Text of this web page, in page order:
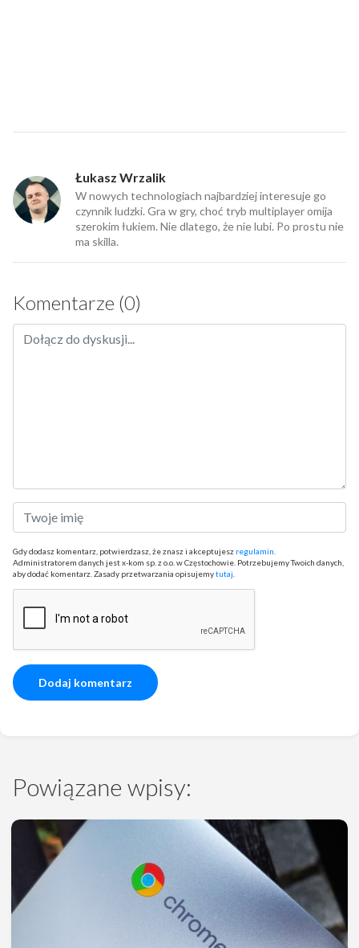
Łukasz Wrzalik
W nowych technologiach najbardziej interesuje go
czynnik ludzki. Gra w gry, choć tryb multiplayer omija
szerokim łukiem. Nie dlatego, że nie lubi. Po prostu nie
ma skilla.
Komentarze (0)
Gdy dodasz komentarz, potwierdzasz, że znasz i akceptujesz regulamin
Administratorem danych jest x-kom sp. z o.o. w Częstochowie. Potrzebujemy Twoich danych,
aby dodać komentarz. Zasady przetwarzania opisujemytutaj
Powiązane wpisy: